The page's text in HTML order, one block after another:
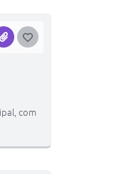
ANEXOS
I
com